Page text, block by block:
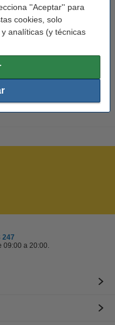
''Aceptar'' para
cookies, solo
analíticas (y técnicas
89
247
09:00 a 20:00.